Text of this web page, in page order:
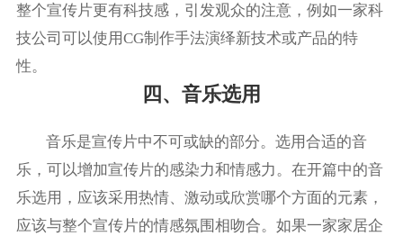
整个宣传片更有科技感，引发观众的注意，例如一家科
技公司可以使用CG制作手法演绎新技术或产品的特
性。
四、音乐选用
音乐是宣传片中不可或缺的部分。选用合适的音
乐，可以增加宣传片的感染力和情感力。在开篇中的音
乐选用，应该采用热情、激动或欣赏哪个方面的元素，
应该与整个宣传片的情感氛围相吻合。如果一家家居企